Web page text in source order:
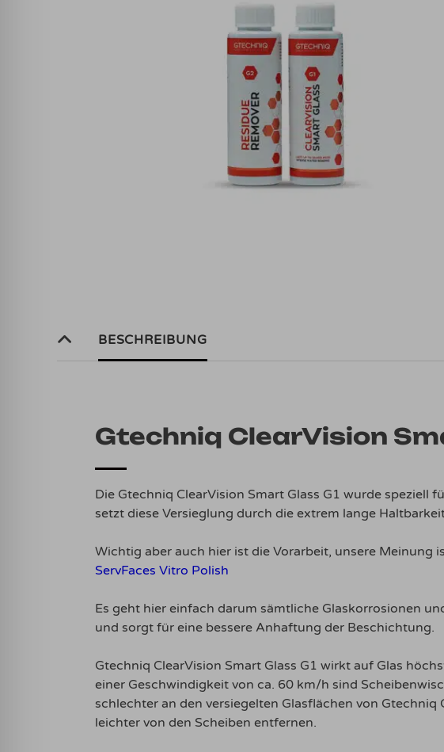
BESCHREIBUNG
Gtechniq ClearVision
Die Gtechniq ClearVision Smart Glass G1 wurde
setzt diese Versieglung durch die extrem lange
Wichtig aber auch hier ist die Vorarbeit, unsere Meinung
ServFaces Vitro Polish
Es geht hier einfach darum sämtliche Glaskorrosionen
und sorgt für eine bessere Anhaftung der Beschichtung.
Gtechniq ClearVision Smart Glass G1 wirkt auf Glas
einer Geschwindigkeit von ca. 60 km/h sind
schlechter an den versiegelten Glasflächen von Gtechniq
leichter von den Scheiben entfernen.